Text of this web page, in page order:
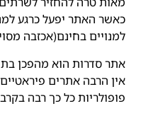
כאשר האתר יפעל כרגע
למנויים בחינם(אכזבה
אתר סדרות הוא מהפכן
אין הרבה אתרים
פופולריות כל כך רבה